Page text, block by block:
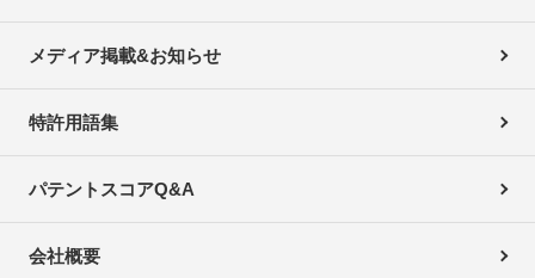
メディア掲載&お知らせ
特許用語集
パテントスコアQ&A
会社概要